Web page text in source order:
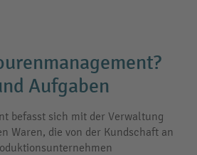
Aufgaben
befasst sich mit der Verwaltung
Waren, die von der Kundschaft an